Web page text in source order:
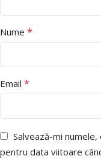
Nume *
Email *
Salvează-mi
pentru data viitoare